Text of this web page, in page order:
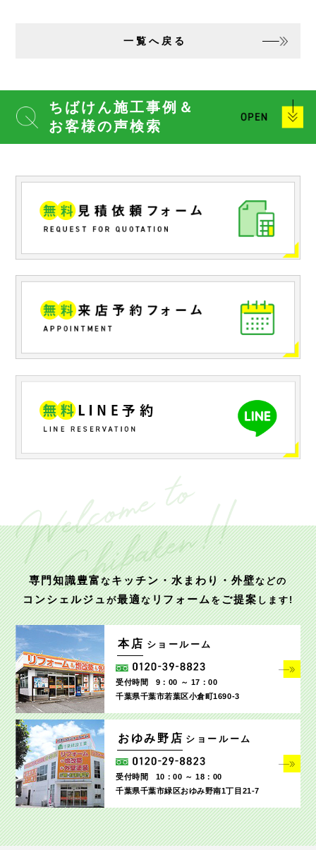
一覧へ戻る
ちばけん施工事例＆
お客様の声検索
専門知識豊富なキッチン・水まわり・外壁などの
コンシェルジュが最適なリフォームをご提案します!
本店 ショールーム
受付時間
9：00 ～ 17：00
千葉県千葉市若葉区小倉町1690‐3
おゆみ野店 ショールーム
受付時間
10：00 ～ 18：00
千葉県千葉市緑区おゆみ野南1丁目21-7